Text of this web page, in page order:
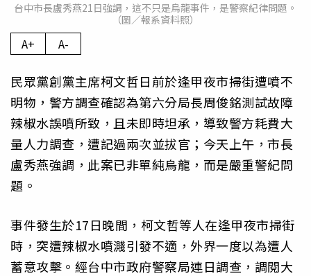
台中市長盧秀燕21日強調，這不只是烏龍事件，是警察紀律問題。
（圖／報系資料照）
A+ A-
民眾黨創黨主席柯文哲日前於逢甲夜市掃街遭噴不
明物，警方調查確認為第六分局長周俊銘測試故障
辣椒水誤噴所致，且未即時坦承，導致警方耗費大
量人力調查，遭記過兩次並拔官；今天上午，市長
盧秀燕強調，此案已非單純烏龍，而是嚴重警紀問
題。
事件發生於17日晚間，柯文哲等人在逢甲夜市掃街
時，突遭辣椒水噴濺引發不適，外界一度以為遭人
蓄意攻擊。經台中市政府警察局連日調查，調閱大